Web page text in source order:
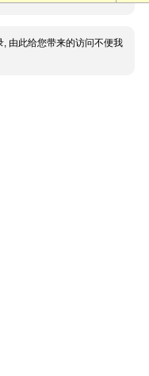
由此给您带来的访问不便我